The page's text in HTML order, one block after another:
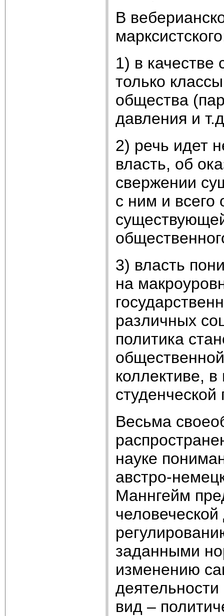
В
1) в качестве
только
общества
давления и
2) речь идет
власть, об
свержении
с ним и всего
3) власть
на
различных
политика
коллективе,
студенческой
Весьма
науке
австро-
Маннгейм
заданными
изменению
вид –